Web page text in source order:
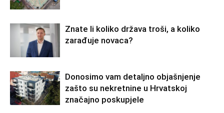
Znate li koliko država troši, a koliko
zarađuje novaca?
Donosimo vam detaljno objašnjenje
zašto su nekretnine u Hrvatskoj
značajno poskupjele